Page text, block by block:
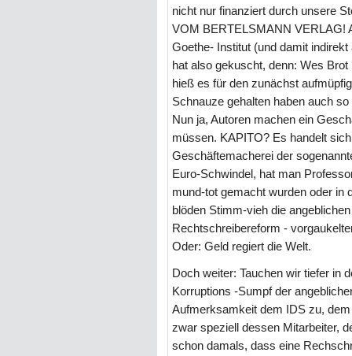
nicht nur finanziert durch unsere
VOM BERTELSMANN VERLAG!
Goethe- Institut (und damit
hat also gekuscht, denn: Wes
hieß es für den zunächst
Schnauze gehalten haben auch
Nun ja, Autoren machen ein
müssen. KAPITO? Es handelt
Geschäftemacherei der
Euro-Schwindel, hat man
mund-tot gemacht wurden oder in
blöden Stimm-vieh die
Rechtschreibereform -
Oder: Geld regiert die Welt.
Doch weiter: Tauchen wir tiefer in
Korruptions -Sumpf der
Aufmerksamkeit dem IDS zu,
zwar speziell dessen Mitarbeiter,
schon damals, dass eine